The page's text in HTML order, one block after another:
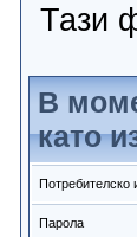
Тази
В
като
Потребителско
Парола